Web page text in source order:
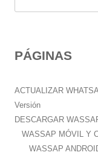
a
:
PÁGINAS
ACTUALIZAR
Versión
DESCARGAR
WASSAP MÓVIL Y
WASSAP